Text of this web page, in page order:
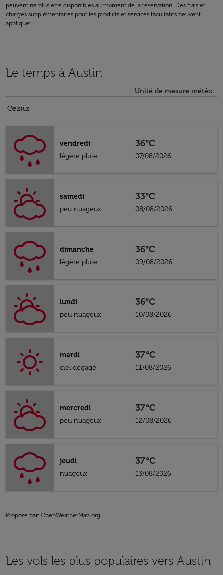
peuvent ne plus être disponibles au moment de la réservation. Des frais et
charges supplémentaires pour les produits et services facultatifs peuvent
appliquer.
Le temps à Austin
Unité de mesure météo:
Celsius
keyboard_arrow_down
vendredi
légère pluie
36°C
07/08/2026
samedi
peu nuageux
33°C
08/08/2026
dimanche
légère pluie
36°C
09/08/2026
lundi
peu nuageux
36°C
10/08/2026
mardi
ciel dégagé
37°C
11/08/2026
mercredi
peu nuageux
37°C
12/08/2026
jeudi
nuageux
37°C
13/08/2026
Proposé par: OpenWeatherMap.org
Les vols les plus populaires vers Austin